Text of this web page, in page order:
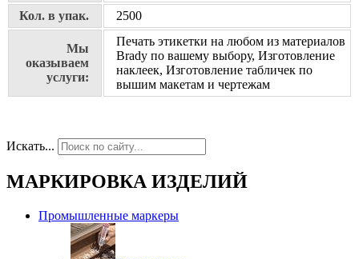
Кол. в упак. 2500
Мы
оказываем
услуги:
Печать этикетки на любом из материалов
Brady по вашему выбору, Изготовление
наклеек, Изготовление табличек по
вышим макетам и чертежам
Искать...
МАРКИРОВКА ИЗДЕЛИЙ
Промышленные маркеры